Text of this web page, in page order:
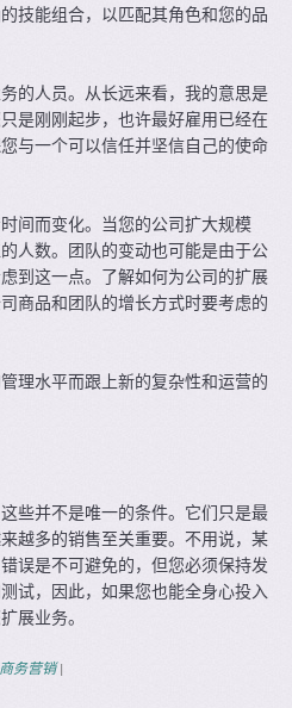
技能组合，以匹配其角色和您的品
的人员。从长远来看，我的意思是
是刚刚起步，也许最好雇用已经在
与一个可以信任并坚信自己的使命
间而变化。当您的公司扩大规模
人数。团队的变动也可能是由于公
到这一点。了解如何为公司的扩展
商品和团队的增长方式时要考虑的
理水平而跟上新的复杂性和运营的
些并不是唯一的条件。它们只是最
越多的销售至关重要。不用说，某
误是不可避免的，但您必须保持发
试，因此，如果您也能全身心投入
展业务。
务营销 |